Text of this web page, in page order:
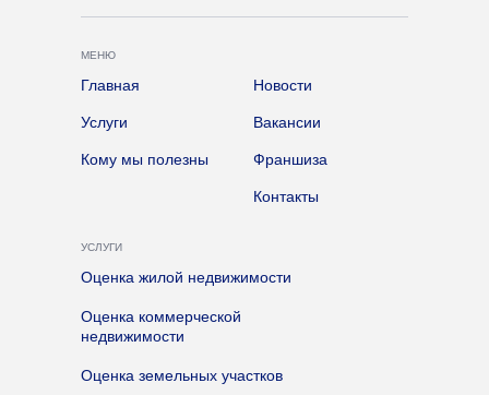
УСЛУГИ
Главная
Услуги
Оценка жилой недвижимости
Новости
Оценка коммерческой
недвижимости
Оценка земельных участков
Вакансии
Франшиза
МЕНЮ
Кому мы полезны
Контакты